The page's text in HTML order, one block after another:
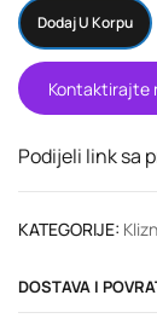
Dodaj U Korpu
Kontaktirajte
Podijeli link sa
KATEGORIJE:
DOSTAVA I